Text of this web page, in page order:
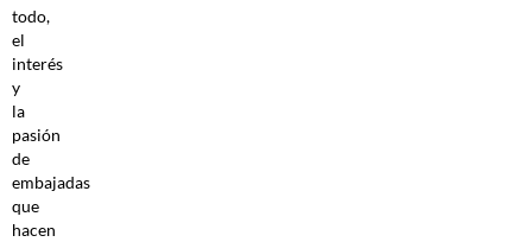
todo,
el
interés
y
la
pasión
de
embajadas
que
hacen